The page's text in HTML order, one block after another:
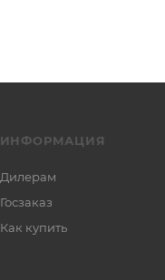
ИНФОРМАЦИЯ
Дилерам
Госзаказ
Как купить